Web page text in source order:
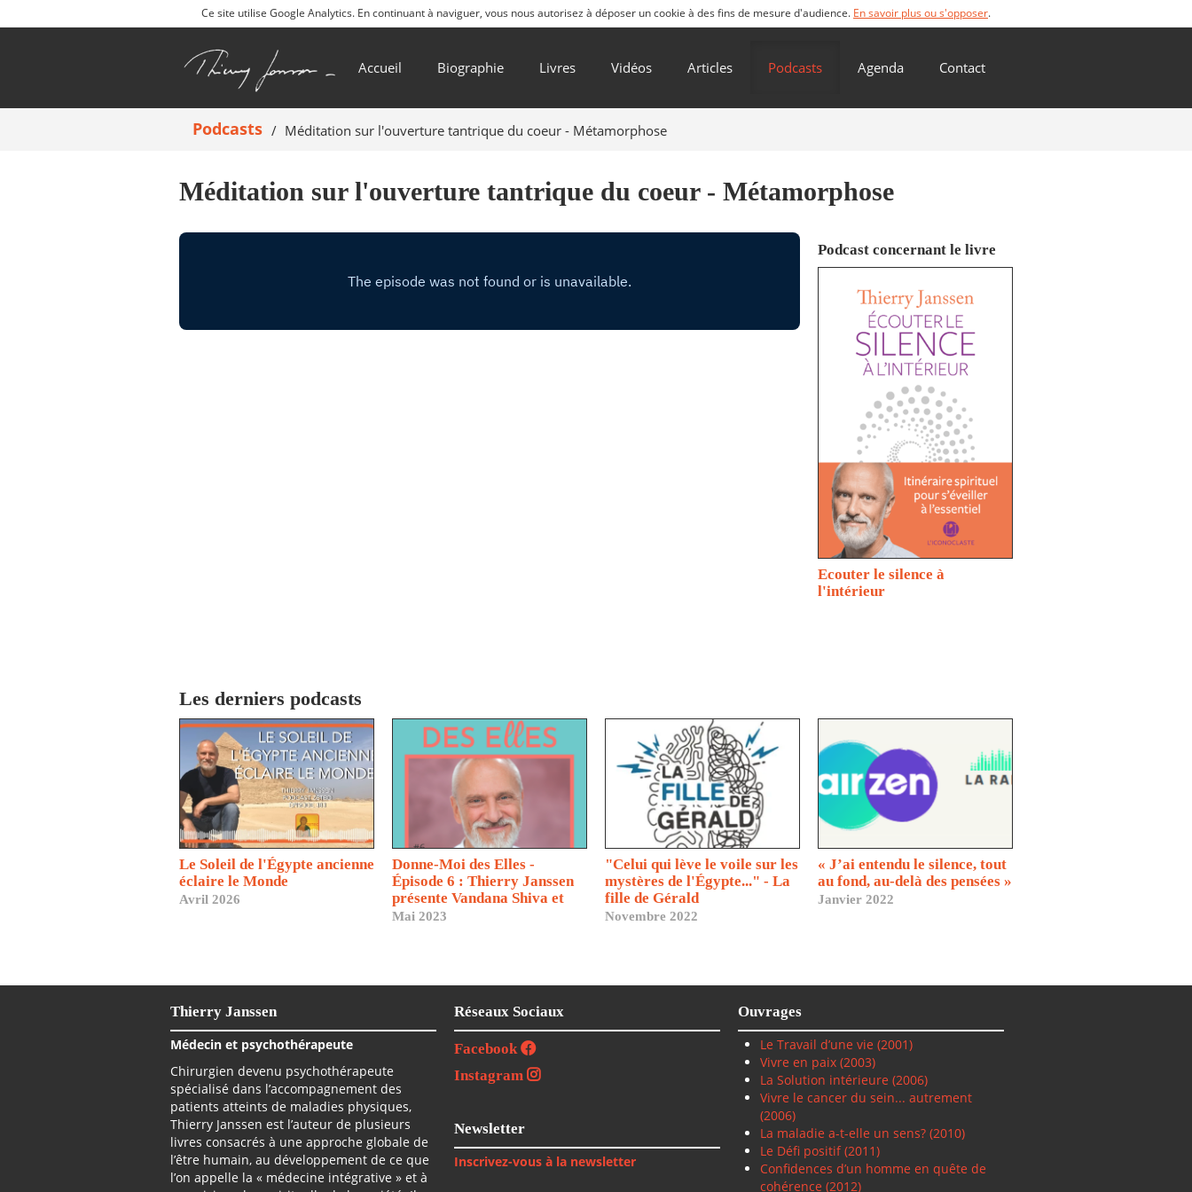
Ce site utilise Google Analytics. En continuant à naviguer, vous nous autorisez à déposer un cookie à des fins de mesure d'audience. En savoir plus ou s'opposer.
Accueil Biographie Livres Vidéos Articles Podcasts Agenda Contact
Podcasts Méditation sur l'ouverture tantrique du coeur - Métamorphose
Méditation sur l'ouverture tantrique du coeur - Métamorphose
Podcast concernant le livre
Ecouter le silence à
l'intérieur
Les derniers podcasts
Le Soleil de l'Égypte ancienne
éclaire le Monde
Avril 2026
Donne-Moi des Elles -
Épisode 6 : Thierry Janssen
présente Vandana Shiva et
Véronique Jannot
Mai 2023
"Celui qui lève le voile sur les
mystères de l'Égypte..." - La
fille de Gérald
Novembre 2022
« J’ai entendu le silence, tout
au fond, au-delà des pensées »
Janvier 2022
Thierry Janssen
Médecin et psychothérapeute
Chirurgien devenu psychothérapeute
spécialisé dans l’accompagnement des
patients atteints de maladies physiques,
Thierry Janssen est l’auteur de plusieurs
livres consacrés à une approche globale de
l’être humain, au développement de ce que
l’on appelle la « médecine intégrative » et à
Réseaux Sociaux
Facebook
Instagram
Newsletter
Inscrivez-vous à la newsletter
Ouvrages
Le Travail d’une vie (2001)
Vivre en paix (2003)
La Solution intérieure (2006)
Vivre le cancer du sein... autrement
(2006)
La maladie a-t-elle un sens? (2010)
Le Défi positif(2011)
Confidences d’un homme en quête de
cohérence (2012)